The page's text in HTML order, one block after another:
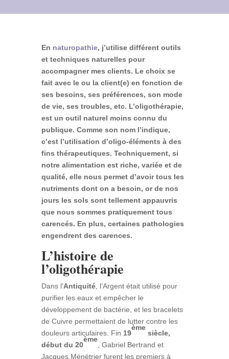
En naturopathie, j’utilise différent outils
et techniques naturelles pour
accompagner mes clients. Le choix se
fait avec le ou la client(e) en fonction de
ses besoins, ses préférences, son mode
de vie, ses troubles, etc. L’oligothérapie,
est un outil naturel moins connu du
publique. Comme son nom l’indique,
c’est l’utilisation d’oligo-éléments à des
fins thérapeutiques. Techniquement, si
notre alimentation est riche, variée et de
qualité, elle nous permet d’avoir tous les
nutriments dont on a besoin, or de nos
jours les sols sont tellement appauvris
que nous sommes pratiquement tous
carencés. En plus, certaines pathologies
engendrent des carences.
L’histoire de
l’oligothérapie
Dans l’Antiquité, l’Argent était utilisé pour
purifier les eaux et empêcher le
développement de bactérie, et les bracelets
de Cuivre permettaient de lutter contre les
douleurs articulaires. Fin 19
ème
siècle,
début du 20
ème
, Gabriel Bertrand et
Jacques Ménétrier furent les premiers à